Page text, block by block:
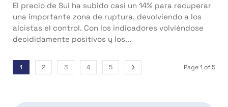
El precio de Sui ha subido casi un 14% para recuperar
una importante zona de ruptura, devolviendo a los
alcistas el control. Con los indicadores volviéndose
decididamente positivos y los...
1 2 3 4 5 Page 1 of 5